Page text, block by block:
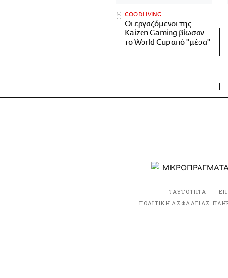
GOOD LIVING
Οι εργαζόμενοι της
Kaizen Gaming βίωσαν
το World Cup από "μέσα"
ΤΑΥΤΟΤΗΤΑ
ΠΟΛΙΤΙΚΗ ΑΣΦΑΛΕΙΑΣ